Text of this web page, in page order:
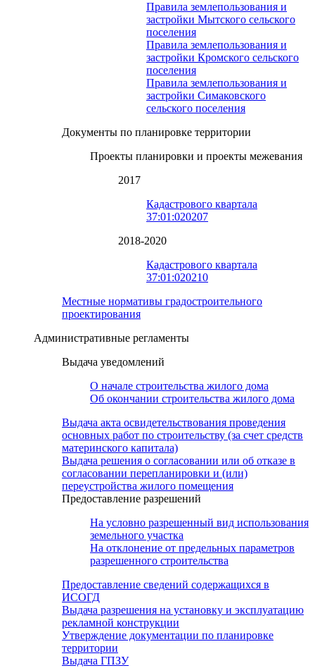
Правила землепользования и
застройки Мытского сельского
поселения
Правила землепользования и
застройки Кромского сельского
поселения
Правила землепользования и
застройки Симаковского
сельского поселения
Документы по планировке территории
Проекты планировки и проекты межевания
2017
Кадастрового квартала
37:01:020207
2018-2020
Кадастрового квартала
37:01:020210
Местные нормативы градостроительного
проектирования
Административные регламенты
Выдача уведомлений
О начале строительства жилого дома
Об окончании строительства жилого дома
Выдача акта освидетельствования проведения
основных работ по строительству (за счет средств
материнского капитала)
Выдача решения о согласовании или об отказе в
согласовании перепланировки и (или)
переустройства жилого помещения
Предоставление разрешений
На условно разрешенный вид использования
земельного участка
На отклонение от предельных параметров
разрешенного строительства
Предоставление сведений содержащихся в
ИСОГД
Выдача разрешения на установку и эксплуатацию
рекламной конструкции
Утверждение документации по планировке
территории
Выдача ГПЗУ